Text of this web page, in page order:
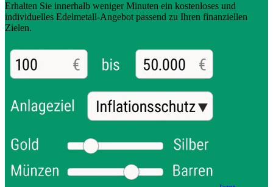
Erhalten Sie innerhalb weniger Minuten ein kostenloses und
individuelles Edelmetall-Angebot passend zu Ihren finanziellen
Zielen.